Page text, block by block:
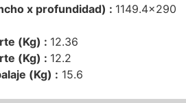
x profundidad) : 1149.4×290
(Kg) : 12.36
(Kg) : 12.2
(Kg) : 15.6